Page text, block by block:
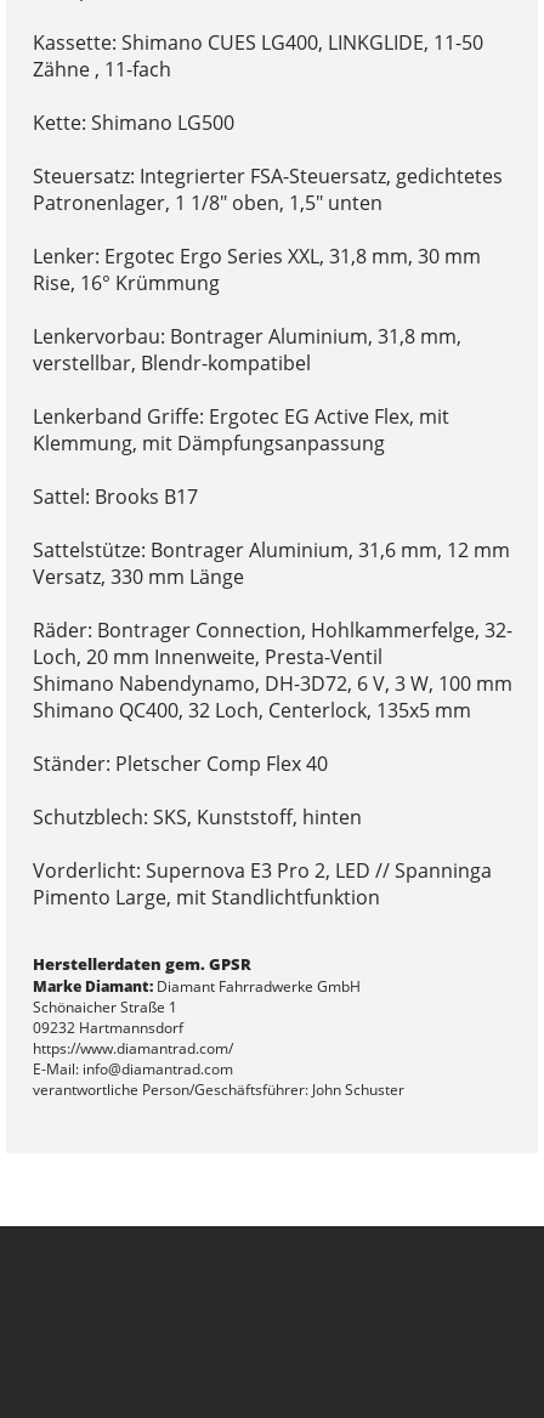
Kassette: Shimano CUES LG400, LINKGLIDE, 11-50
Zähne , 11-fach
Kette: Shimano LG500
Steuersatz: Integrierter FSA-Steuersatz, gedichtetes
Patronenlager, 1 1/8" oben, 1,5" unten
Lenker: Ergotec Ergo Series XXL, 31,8 mm, 30 mm
Rise, 16° Krümmung
Lenkervorbau: Bontrager Aluminium, 31,8 mm,
verstellbar, Blendr-kompatibel
Lenkerband Griffe: Ergotec EG Active Flex, mit
Klemmung, mit Dämpfungsanpassung
Sattel: Brooks B17
Sattelstütze: Bontrager Aluminium, 31,6 mm, 12 mm
Versatz, 330 mm Länge
Räder: Bontrager Connection, Hohlkammerfelge, 32-
Loch, 20 mm Innenweite, Presta-Ventil
Shimano Nabendynamo, DH-3D72, 6 V, 3 W, 100 mm
Shimano QC400, 32 Loch, Centerlock, 135x5 mm
Ständer: Pletscher Comp Flex 40
Schutzblech: SKS, Kunststoff, hinten
Vorderlicht: Supernova E3 Pro 2, LED // Spanninga
Pimento Large, mit Standlichtfunktion
Herstellerdaten gem. GPSR
Marke Diamant:Diamant Fahrradwerke GmbH
Schönaicher Straße 1
09232 Hartmannsdorf
https://www.diamantrad.com/
E-Mail: info@diamantrad.com
verantwortliche Person/Geschäftsführer: John Schuster